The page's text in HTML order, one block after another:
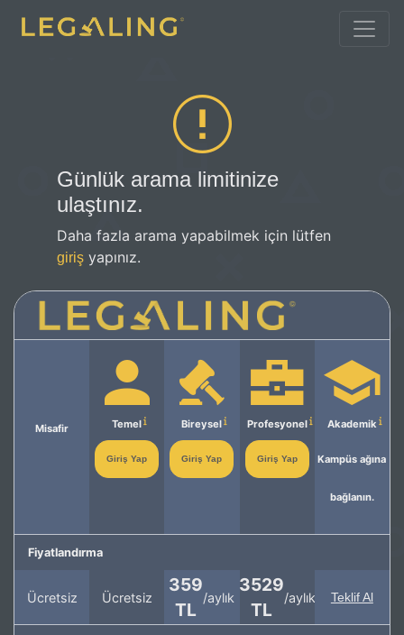
Günlük arama limitinize
ulaştınız.
Daha fazla arama yapabilmek için lütfen
giriş yapınız.
Misafir Temel
Giriş Yap
Bireysel
Giriş Yap
Profesyonel
Giriş Yap
Akademik
Kampüs ağına
bağlanın.
Fiyatlandırma
Ücretsiz Ücretsiz
359
TL
/aylık
3529
TL
/aylık Teklif Al